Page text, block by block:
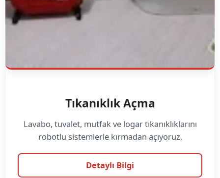
Tıkanıklık Açma
Lavabo, tuvalet, mutfak ve logar tıkanıklıklarını
robotlu sistemlerle kırmadan açıyoruz.
Detaylı Bilgi